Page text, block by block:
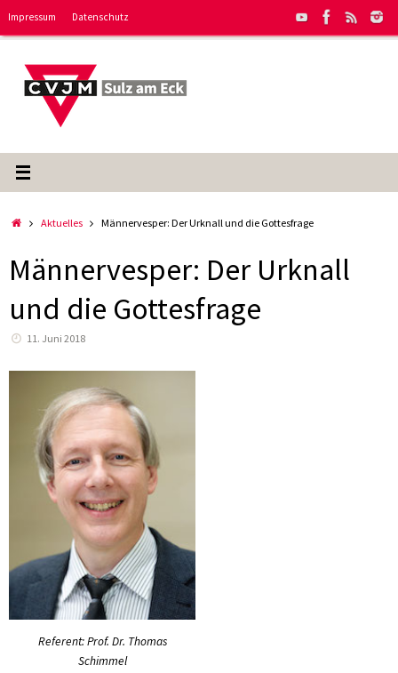
Impressum Datenschutz
StartAktuelles Männervesper: Der Urknall und die Gottesfrage
Männervesper: Der Urknall
und die Gottesfrage
11. Juni 2018
Referent: Prof. Dr. Thomas
Schimmel